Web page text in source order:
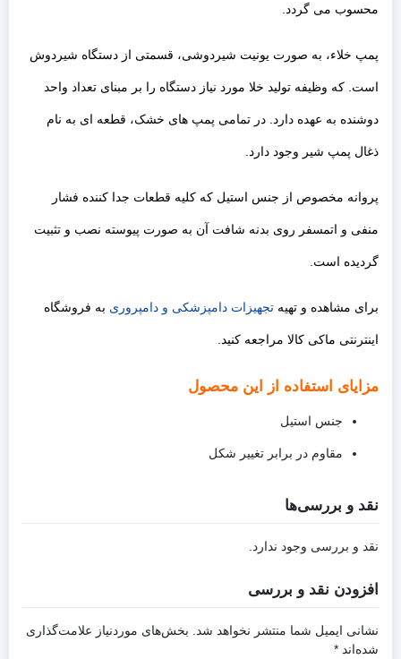
محسوب می گردد.
پمپ خلاء، به صورت یونیت شیردوشی، قسمتی از دستگاه شیردوش
است. که وظیفه تولید خلا مورد نیاز دستگاه را بر مبنای تعداد واحد
دوشنده به عهده دارد. در تمامی پمپ های خشک، قطعه ای به نام
ذغال پمپ شیر وجود دارد.
پروانه مخصوص از جنس استیل که کلیه قطعات جدا کننده فشار
منفی و اتمسفر روی بدنه شافت آن به صورت پیوسته نصب و تثبیت
گردیده است.
برای مشاهده و تهیه تجهیزات دامپزشکی و دامپروری به فروشگاه
اینترنتی ماکی کالا مراجعه کنید.
مزایای استفاده از این محصول
جنس استیل
مقاوم در برابر تغییر شکل
نقد و بررسی‌ها
نقد و بررسی وجود ندارد.
افزودن نقد و بررسی
نشانی ایمیل شما منتشر نخواهد شد.
بخش‌های موردنیاز علامت‌گذاری
شده‌اند *